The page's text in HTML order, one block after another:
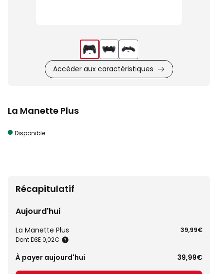
Accéder aux caractéristiques
La Manette Plus
Disponible
Récapitulatif
Aujourd'hui
La Manette Plus
Dont D3E 0,02€
39,99€
À payer aujourd'hui 39,99€